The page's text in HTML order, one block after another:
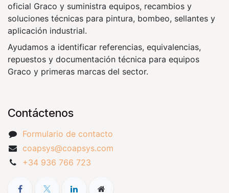
oficial Graco y suministra equipos, recambios y
soluciones técnicas para pintura, bombeo, sellantes y
aplicación industrial.
Ayudamos a identificar referencias, equivalencias,
repuestos y documentación técnica para equipos
Graco y primeras marcas del sector.
Contáctenos
Formulario de contacto
coapsys@coapsys.com
+34 936 766 723